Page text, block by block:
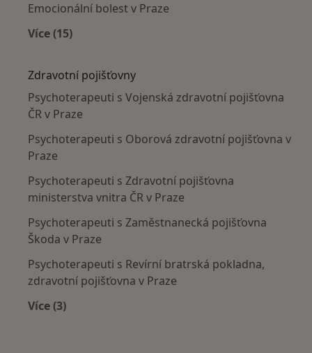
Emocionální bolest v Praze
Více (15)
Zdravotní pojišťovny
Psychoterapeuti s Vojenská zdravotní pojišťovna
ČR v Praze
Psychoterapeuti s Oborová zdravotní pojišťovna v
Praze
Psychoterapeuti s Zdravotní pojišťovna
ministerstva vnitra ČR v Praze
Psychoterapeuti s Zaměstnanecká pojišťovna
Škoda v Praze
Psychoterapeuti s Revírní bratrská pokladna,
zdravotní pojišťovna v Praze
Více (3)